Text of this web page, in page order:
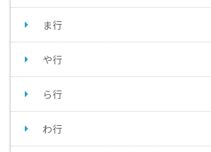
ま行
や行
ら行
わ行